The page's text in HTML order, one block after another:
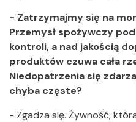
- Zatrzymajmy się na
Przemysł spożywczy
kontroli, a nad jakością
produktów czuwa cała
Niedopatrzenia się
chyba częste?
- Zgadza się. Żywność,